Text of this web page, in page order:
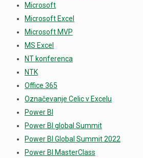
Microsoft
Microsoft Excel
Microsoft MVP
MS Excel
NT konferenca
NTK
Office 365
Označevanje Celic v Excelu
Power BI
Power BI global Summit
Power BI Global Summit 2022
Power BI MasterClass